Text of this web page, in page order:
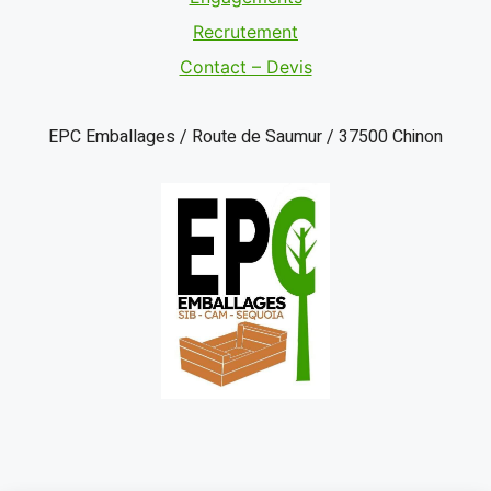
Recrutement
Contact – Devis
EPC Emballages / Route de Saumur / 37500 Chinon